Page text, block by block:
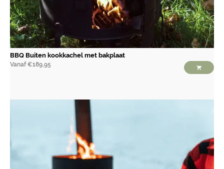
BBQ Buiten kookkachel met bakplaat
Vanaf €189,95